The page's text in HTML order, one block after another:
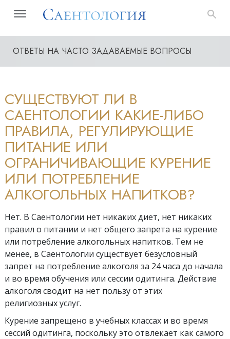
ОТВЕТЫ НА ЧАСТО ЗАДАВАЕМЫЕ ВОПРОСЫ
СУЩЕСТВУЮТ ЛИ В
САЕНТОЛОГИИ КАКИЕ-ЛИБО
ПРАВИЛА, РЕГУЛИРУЮЩИЕ
ПИТАНИЕ ИЛИ
ОГРАНИЧИВАЮЩИЕ КУРЕНИЕ
ИЛИ ПОТРЕБЛЕНИЕ
АЛКОГОЛЬНЫХ НАПИТКОВ?
Нет. В Саентологии нет никаких диет, нет никаких
правил о питании и нет общего запрета на курение
или потребление алкогольных напитков. Тем не
менее, в Саентологии существует безусловный
запрет на потребление алкоголя за 24 часа до начала
и во время обучения или сессии одитинга. Действие
алкоголя сводит на нет пользу от этих
религиозных услуг.
Курение запрещено в учебных классах и во время
сессий одитинга, поскольку это отвлекает как самого